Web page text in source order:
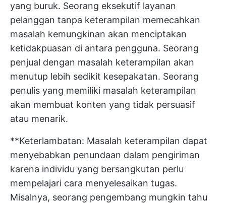
yang buruk. Seorang eksekutif layanan
pelanggan tanpa keterampilan memecahkan
masalah kemungkinan akan menciptakan
ketidakpuasan di antara pengguna. Seorang
penjual dengan masalah keterampilan akan
menutup lebih sedikit kesepakatan. Seorang
penulis yang memiliki masalah keterampilan
akan membuat konten yang tidak persuasif
atau menarik.
**Keterlambatan: Masalah keterampilan dapat
menyebabkan penundaan dalam pengiriman
karena individu yang bersangkutan perlu
mempelajari cara menyelesaikan tugas.
Misalnya, seorang pengembang mungkin tahu